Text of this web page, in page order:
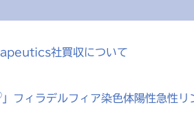
社買収について
」フィラデルフィア染色体陽性急性